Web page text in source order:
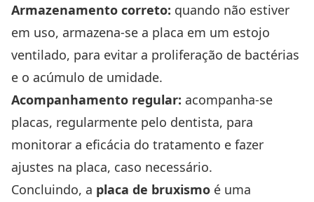
Armazenamento correto: quando não estiver
em uso, armazena-se a placa em um estojo
ventilado, para evitar a proliferação de bactérias
e o acúmulo de umidade.
Acompanhamento regular: acompanha-se
placas, regularmente pelo dentista, para
monitorar a eficácia do tratamento e fazer
ajustes na placa, caso necessário.
Concluindo, a placa de bruxismo é uma